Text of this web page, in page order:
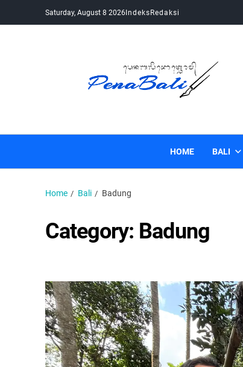
Saturday, August 8 2026IndeksRedaksi
HOME BALI
Home Bali Badung
Category: Badung